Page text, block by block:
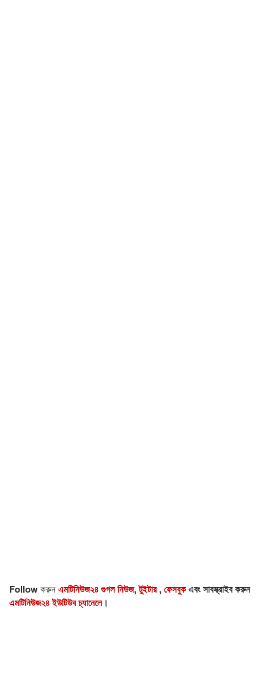
Followকরুনএমটিনিউজ২৪ গুগল নিউজ,টুইটার,ফেসবুকএবং সাবস্ক্রাইব করুন
এমটিনিউজ২৪ ইউটিউব চ্যানেলে।